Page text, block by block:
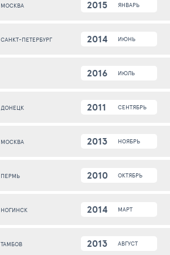
МОСКВА 2015 ЯНВАРЬ
САНКТ-ПЕТЕРБУРГ 2014 ИЮНЬ
2016 ИЮЛЬ
ДОНЕЦК 2011 СЕНТЯБРЬ
МОСКВА 2013 НОЯБРЬ
ПЕРМЬ 2010 ОКТЯБРЬ
НОГИНСК 2014 МАРТ
ТАМБОВ 2013 АВГУСТ